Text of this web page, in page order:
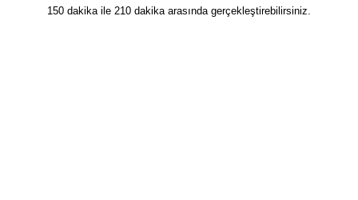
150 dakika ile 210 dakika arasında gerçekleştirebilirsiniz.